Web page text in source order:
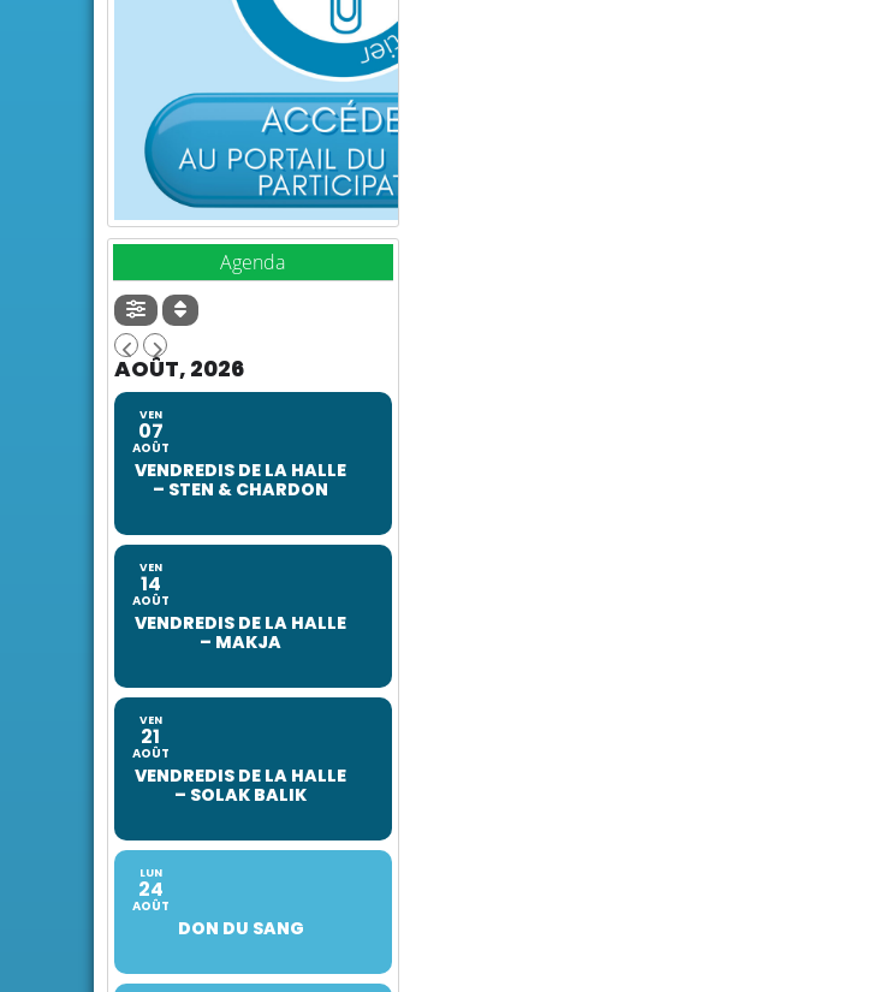
Agenda
AOÛT, 2026
VEN
07
AOÛT
VENDREDIS DE LA HALLE
– STEN & CHARDON
VEN
14
AOÛT
VENDREDIS DE LA HALLE
– MAKJA
VEN
21
AOÛT
VENDREDIS DE LA HALLE
– SOLAK BALIK
LUN
24
AOÛT
DON DU SANG